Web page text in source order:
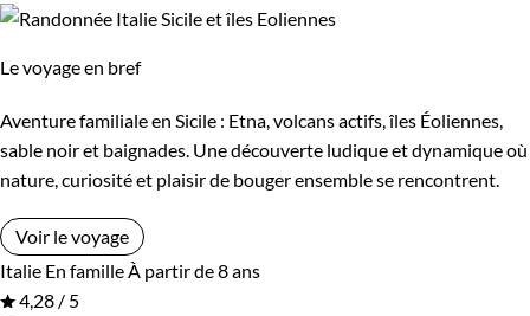
Le voyage en bref
Aventure familiale en Sicile : Etna, volcans actifs, îles Éoliennes,
sable noir et baignades. Une découverte ludique et dynamique où
nature, curiosité et plaisir de bouger ensemble se rencontrent.
Voir le voyage
Italie En famille À partir de 8 ans
4,28 / 5